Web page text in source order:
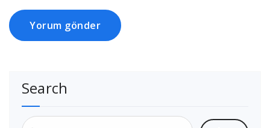
Search
Arama: